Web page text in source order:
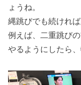
ょうね。
縄跳びでも続けれ
例えば、二重跳び
やるようにしたら